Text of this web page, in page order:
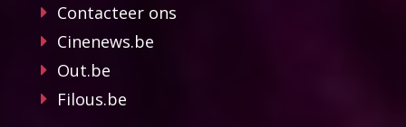
Contacteer ons
Cinenews.be
Out.be
Filous.be